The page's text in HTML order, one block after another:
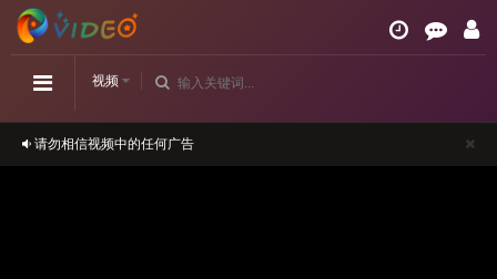
视频
请勿相信视频中的任何广告